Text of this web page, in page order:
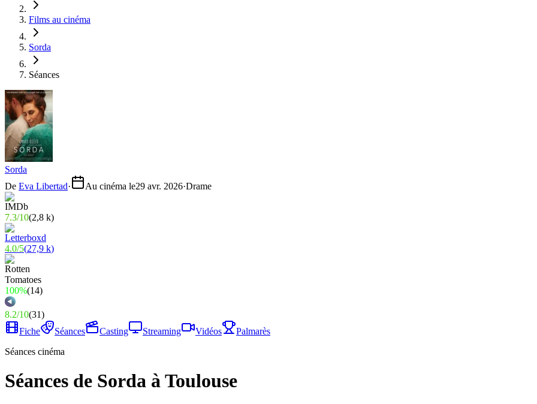
Films au cinéma
Sorda
Séances
Sorda
De Eva Libertad· Au cinéma le29 avr. 2026·Drame
7.3/10(2,8 k)
4.0/5(27,9 k)
100%(14)
8.2/10(31)
Fiche
Séances Casting Streaming Vidéos
Palmarès
Séances cinéma
Séances de Sorda à Toulouse